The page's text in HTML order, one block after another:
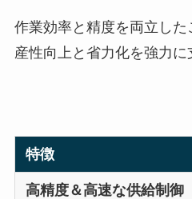
作業効率と精度を両立し
産性向上と省力化を強力に
特徴
高精度＆高速な供給制御